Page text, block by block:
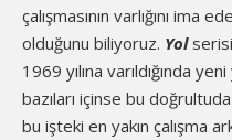
çalışmasının varlığını ima
olduğunu biliyoruz. Yol
1969 yılına varıldığında
bazıları içinse bu
bu işteki en yakın çalışma